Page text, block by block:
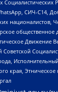
Социалистических
СИЧ-С14,
националистов,
общественное
Движение
края,